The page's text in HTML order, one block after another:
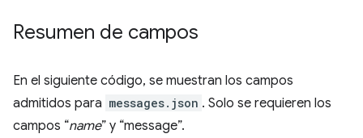
Resumen de campos
En el siguiente código, se muestran los campos
admitidos para messages.json . Solo se requieren los
campos “name” y “message”.